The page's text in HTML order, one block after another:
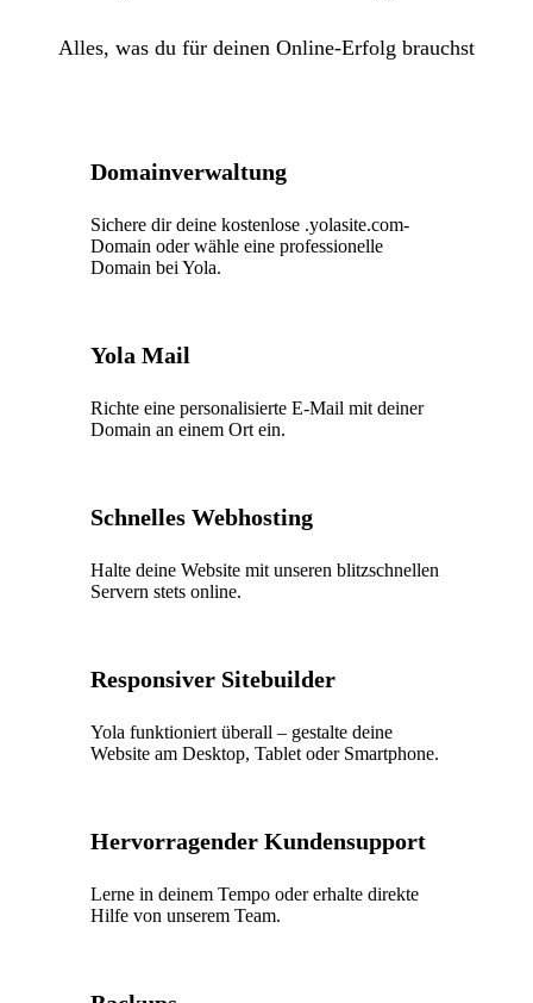
Alles, was du für deinen Online-Erfolg brauchst
Domainverwaltung
Sichere dir deine kostenlose .yolasite.com-
Domain oder wähle eine professionelle
Domain bei Yola.
Yola Mail
Richte eine personalisierte E-Mail mit deiner
Domain an einem Ort ein.
Schnelles Webhosting
Halte deine Website mit unseren blitzschnellen
Servern stets online.
Responsiver Sitebuilder
Yola funktioniert überall – gestalte deine
Website am Desktop, Tablet oder Smartphone.
Hervorragender Kundensupport
Lerne in deinem Tempo oder erhalte direkte
Hilfe von unserem Team.